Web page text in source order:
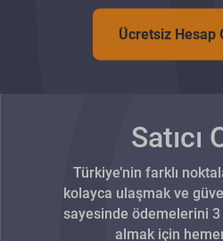
Ücretsiz Hesap
Satıcı
Türkiye’nin farklı
kolayca ulaşmak ve
sayesinde ödemelerini
almak için